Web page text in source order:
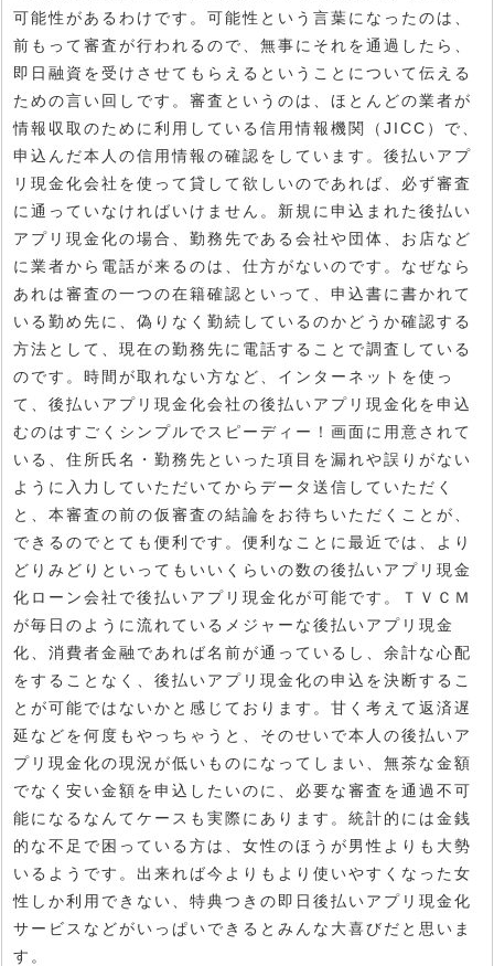
可能性があるわけです。可能性という言葉になったのは、
前もって審査が行われるので、無事にそれを通過したら、
即日融資を受けさせてもらえるということについて伝える
ための言い回しです。審査というのは、ほとんどの業者が
情報収取のために利用している信用情報機関（JICC）で、
申込んだ本人の信用情報の確認をしています。後払いアプ
リ現金化会社を使って貸して欲しいのであれば、必ず審査
に通っていなければいけません。新規に申込まれた後払い
アプリ現金化の場合、勤務先である会社や団体、お店など
に業者から電話が来るのは、仕方がないのです。なぜなら
あれは審査の一つの在籍確認といって、申込書に書かれて
いる勤め先に、偽りなく勤続しているのかどうか確認する
方法として、現在の勤務先に電話することで調査している
のです。時間が取れない方など、インターネットを使っ
て、後払いアプリ現金化会社の後払いアプリ現金化を申込
むのはすごくシンプルでスピーディー！画面に用意されて
いる、住所氏名・勤務先といった項目を漏れや誤りがない
ように入力していただいてからデータ送信していただく
と、本審査の前の仮審査の結論をお待ちいただくことが、
できるのでとても便利です。便利なことに最近では、より
どりみどりといってもいいくらいの数の後払いアプリ現金
化ローン会社で後払いアプリ現金化が可能です。ＴＶＣＭ
が毎日のように流れているメジャーな後払いアプリ現金
化、消費者金融であれば名前が通っているし、余計な心配
をすることなく、後払いアプリ現金化の申込を決断するこ
とが可能ではないかと感じております。甘く考えて返済遅
延などを何度もやっちゃうと、そのせいで本人の後払いア
プリ現金化の現況が低いものになってしまい、無茶な金額
でなく安い金額を申込したいのに、必要な審査を通過不可
能になるなんてケースも実際にあります。統計的には金銭
的な不足で困っている方は、女性のほうが男性よりも大勢
いるようです。出来れば今よりもより使いやすくなった女
性しか利用できない、特典つきの即日後払いアプリ現金化
サービスなどがいっぱいできるとみんな大喜びだと思いま
す。